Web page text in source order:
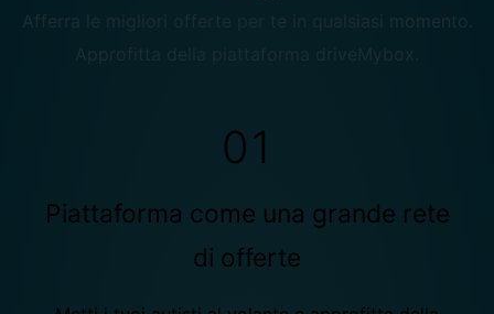
01
Piattaforma come una grande rete
di offerte